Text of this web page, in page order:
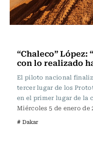
“Chaleco” López:
con lo realizado
El piloto nacional
tercer lugar de los
en el primer lugar de la
Miércoles 5 de enero de
# Dakar